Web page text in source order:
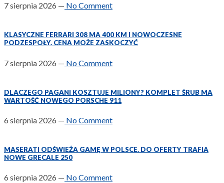
7 sierpnia 2026 — No Comment
KLASYCZNE FERRARI 308 MA 400 KM I NOWOCZESNE
PODZESPOŁY. CENA MOŻE ZASKOCZYĆ
7 sierpnia 2026 — No Comment
DLACZEGO PAGANI KOSZTUJE MILIONY? KOMPLET ŚRUB MA
WARTOŚĆ NOWEGO PORSCHE 911
6 sierpnia 2026 — No Comment
MASERATI ODŚWIEŻA GAMĘ W POLSCE. DO OFERTY TRAFIA
NOWE GRECALE 250
6 sierpnia 2026 — No Comment